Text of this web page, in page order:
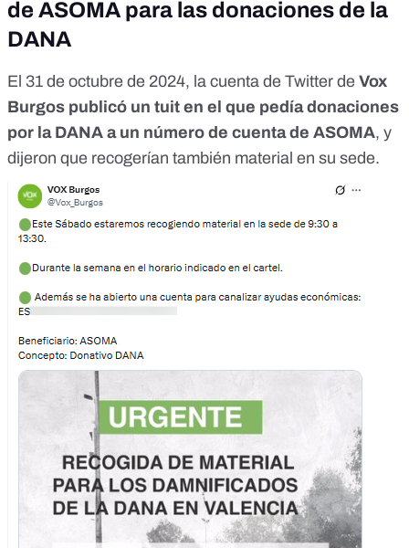
de ASOMA para las donaciones de la
DANA
El 31 de octubre de 2024, la cuenta de Twitter de Vox
Burgos publicó un tuit en el que pedía donaciones
por la DANA a un número de cuenta de ASOMA, y
dijeron que recogerían también material en su sede.